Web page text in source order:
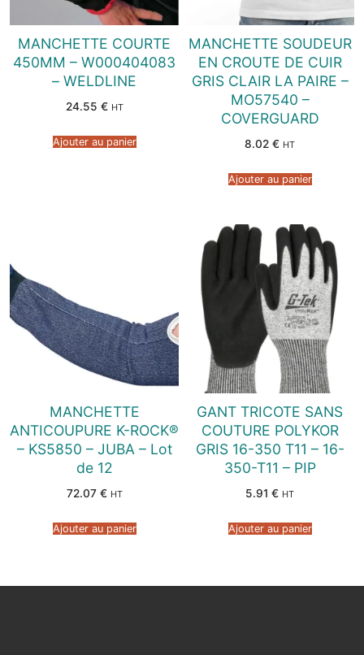
MANCHETTE COURTE
450MM – W000404083
– WELDLINE
24.55 € HT
Ajouter au panier
MANCHETTE SOUDEUR
EN CROUTE DE CUIR
GRIS CLAIR LA PAIRE –
MO57540 –
COVERGUARD
8.02 € HT
Ajouter au panier
MANCHETTE
ANTICOUPURE K-ROCK®
– KS5850 – JUBA – Lot
de 12
72.07 € HT
Ajouter au panier
GANT TRICOTE SANS
COUTURE POLYKOR
GRIS 16-350 T11 – 16-
350-T11 – PIP
5.91 € HT
Ajouter au panier